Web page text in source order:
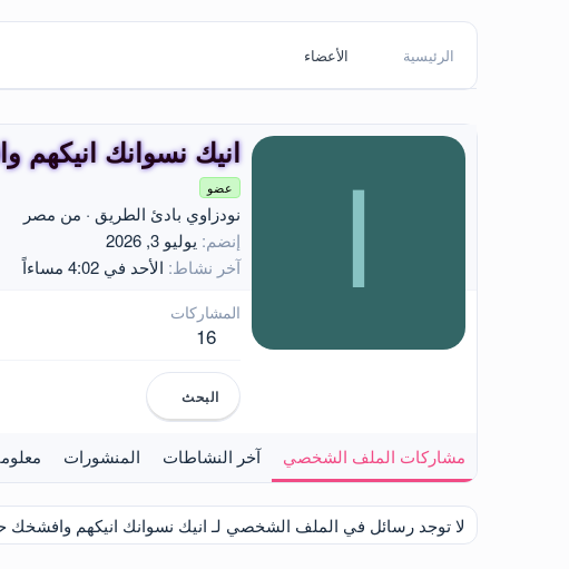
الرئيسية الأعضاء
انيك نسوانك انيكهم
عضو
نودزاوي بادئ الطريق · من مصر
إنضم يوليو 3, 2026
آخر نشاط الأحد في 4:02 مساءاً
المشاركات
16
البحث
مشاركات الملف الشخصي آخر النشاطات المنشورات
لا توجد رسائل في الملف الشخصي لـ انيك نسوانك انيكهم وافشخك